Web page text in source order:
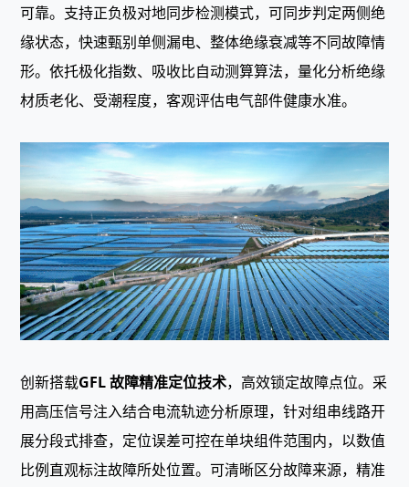
可靠。支持正负极对地同步检测模式，可同步判定两侧绝
缘状态，快速甄别单侧漏电、整体绝缘衰减等不同故障情
形。依托极化指数、吸收比自动测算算法，量化分析绝缘
材质老化、受潮程度，客观评估电气部件健康水准。
创新搭载GFL 故障精准定位技术，高效锁定故障点位。采
用高压信号注入结合电流轨迹分析原理，针对组串线路开
展分段式排查，定位误差可控在单块组件范围内，以数值
比例直观标注故障所处位置。可清晰区分故障来源，精准